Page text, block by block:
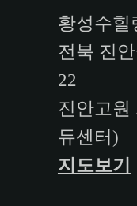
황성수힐
전북 진
22
진안고원
듀센터)
지도보기